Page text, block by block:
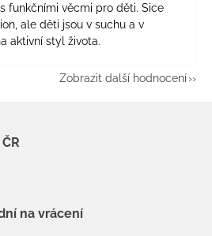
funkčními věcmi pro děti. Sice
ale děti jsou v suchu a v
aktivní styl života.
Zobrazit další hodnocení
na vrácení